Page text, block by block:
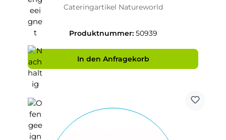
Cateringartikel Natureworld
Produktnummer: 50939
In den Anfragekorb